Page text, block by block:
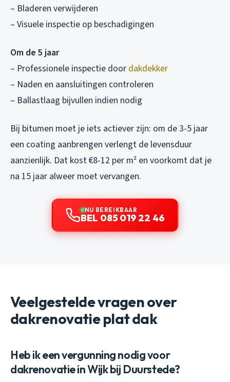
– Bladeren verwijderen
– Visuele inspectie op beschadigingen
Om de 5 jaar
– Professionele inspectie door dakdekker
– Naden en aansluitingen controleren
– Ballastlaag bijvullen indien nodig
Bij bitumen moet je iets actiever zijn: om de 3-5 jaar
een coating aanbrengen verlengt de levensduur
aanzienlijk. Dat kost €8-12 per m² en voorkomt dat je
na 15 jaar alweer moet vervangen.
NU BEREIKBAAR
BEL 085 019 22 46
Veelgestelde vragen over
dakrenovatie plat dak
Heb ik een vergunning nodig voor
dakrenovatie in Wijk bij Duurstede?